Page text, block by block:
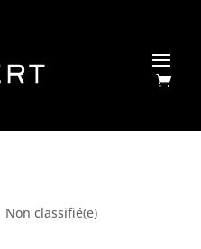
Non classifié(e)